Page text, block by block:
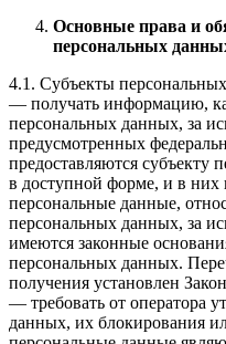
Основные права и
персональных
4.1. Субъекты
— получать информацию,
персональных данных, за
предусмотренных
предоставляются субъекту
в доступной форме, и в них
персональные данные,
персональных данных, за
имеются законные
персональных данных.
получения установлен
— требовать от оператора
данных, их блокирования